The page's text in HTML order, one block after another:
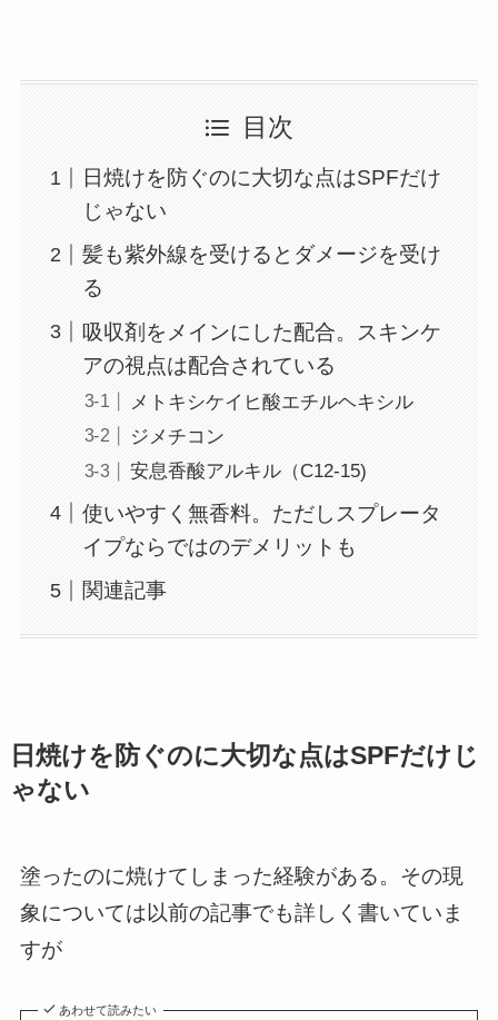
目次
日焼けを防ぐのに大切な点はSPFだけ
じゃない
髪も紫外線を受けるとダメージを受け
る
吸収剤をメインにした配合。スキンケ
アの視点は配合されている
メトキシケイヒ酸エチルヘキシル
ジメチコン
安息香酸アルキル（C12-15)
使いやすく無香料。ただしスプレータ
イプならではのデメリットも
関連記事
日焼けを防ぐのに大切な点はSPFだけじ
ゃない
塗ったのに焼けてしまった経験がある。その現
象については以前の記事でも詳しく書いていま
すが
あわせて読みたい